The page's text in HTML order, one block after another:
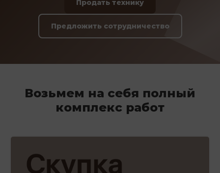
Продать технику
Предложить сотрудничество
Возьмем на себя полный
комплекс работ